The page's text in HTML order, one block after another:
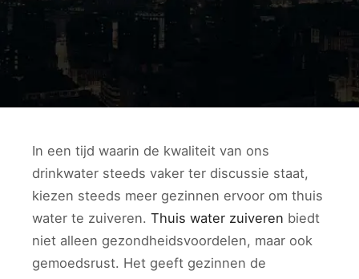
In een tijd waarin de kwaliteit van ons
drinkwater steeds vaker ter discussie staat,
kiezen steeds meer gezinnen ervoor om thuis
water te zuiveren. Thuis water zuiveren biedt
niet alleen gezondheidsvoordelen, maar ook
gemoedsrust. Het geeft gezinnen de